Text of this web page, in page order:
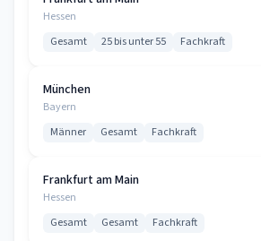
Hessen
Gesamt 25 bis unter 55 Fachkraft
München
Bayern
Männer Gesamt Fachkraft
Frankfurt am Main
Hessen
Gesamt Gesamt Fachkraft